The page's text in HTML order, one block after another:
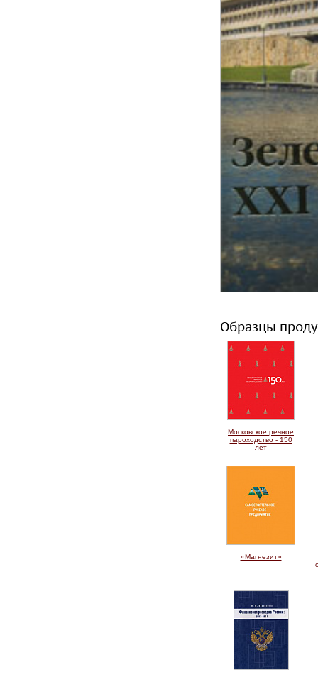
Образцы
Московское речное
пароходство - 150
лет
«Магнезит»